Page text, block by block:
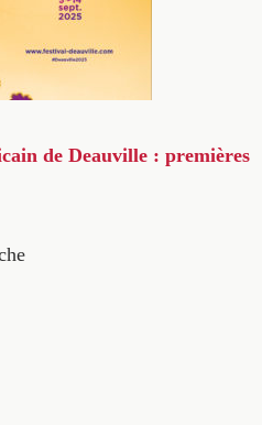
de Deauville : premières